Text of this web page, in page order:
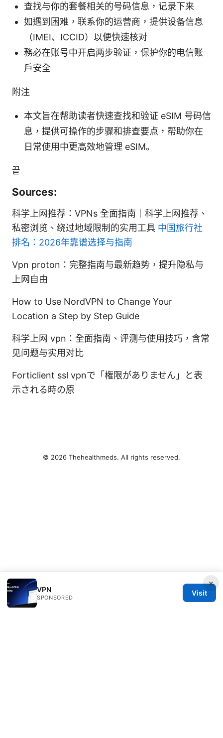
查找与你的套餐相关的号码信息，记录下来
如遇到困难，联系你的运营商，提供设备信息
（IMEI、ICCID）以便快速核对
務必在账号中开启两步验证，保护你的电信账
户安全
附注
本文旨在帮助读者快速查找和验证 eSIM 号码信
息，提供可操作的步骤和排查要点，帮助你在
日常使用中更高效地管理 eSIM。
끝
Sources:
科学上网推荐：VPNs 全面指南｜科学上网推荐、
私密浏览、绕过地域限制的实用工具 中国旅行社
排名：2026年靠谱选择与指南
Vpn proton：完整指南与最新趋势，提升隐私与
上网自由
How to Use NordVPN to Change Your
Location a Step by Step Guide
科学上网 vpn：全面指南、评测与使用技巧，含常
见问题与实用对比
Forticlient ssl vpnで「権限がありません」と表
示される時の原
×
VPN
SPONSORED
Visit
© 2026 Thehealthmeds. All rights reserved.